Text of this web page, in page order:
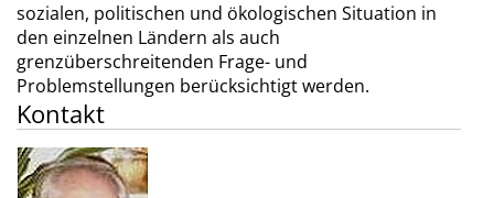
sozialen, politischen und ökologischen Situation in
den einzelnen Ländern als auch
grenzüberschreitenden Frage- und
Problemstellungen berücksichtigt werden.
Kontakt